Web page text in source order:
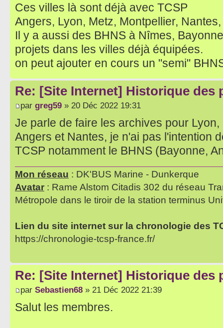
Ces villes là sont déjà avec TCSP
Angers, Lyon, Metz, Montpellier,
Il y a aussi des BHNS à Nîmes,
projets dans les villes déjà équipées.
on peut ajouter en cours un "semi"
Re: [Site Internet] Historique des
par greg59 » 20 Déc 2022 19:31
Je parle de faire les archives pour
Angers et Nantes, je n'ai pas l'intention
TCSP notamment le BHNS (Bayonne,
Mon réseau : DK'BUS Marine - Dunkerque
Avatar : Rame Alstom Citadis 302 du réseau
Métropole dans le tiroir de la station terminus
Lien du site internet sur la chronologie des
https://chronologie-tcsp-france.fr/
Re: [Site Internet] Historique des
par Sebastien68 » 21 Déc 2022 21:39
Salut les membres.